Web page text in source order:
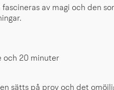
av magi och den
och 20 minuter
sätts på prov och det